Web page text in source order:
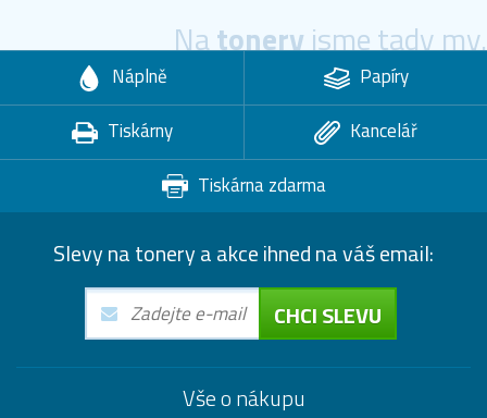
Natoneryjsme tady my.
Náplně
Papíry
Tiskárny
Kancelář
Tiskárna zdarma
Slevy na tonery a akce ihned na váš email:
CHCI SLEVU
Vše o nákupu